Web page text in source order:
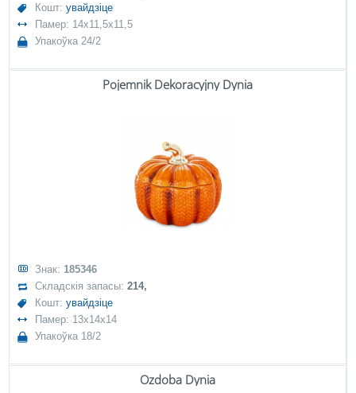
Кошт:увайдзіце
Памер: 14x11,5x11,5
Упакоўка 24/2
Pojemnik Dekoracyjny Dynia
Знак: 185346
Складскія запасы:214,
Кошт:увайдзіце
Памер: 13x14x14
Упакоўка 18/2
Ozdoba Dynia